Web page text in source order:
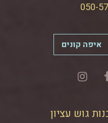
איפה קונים
גוש עציון